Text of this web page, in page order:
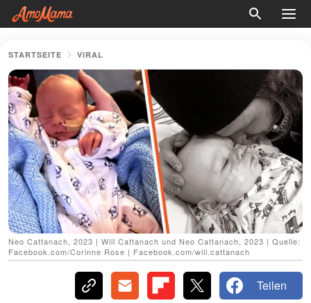
STARTSEITE VIRAL
Neo Cattanach, 2023 | Will Cattanach und Neo Cattanach, 2023 | Quelle:
Facebook.com/Corinne Rose | Facebook.com/will.cattanach
Teilen